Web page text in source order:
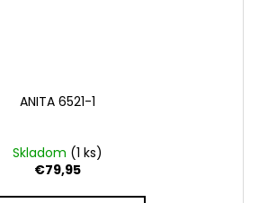
ANITA 6521-1
Skladom (1 ks)
€79,95